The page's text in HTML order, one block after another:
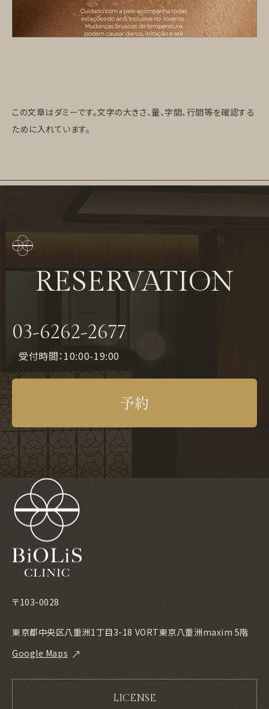
この文章はダミーです。文字の大きさ、量、字間、行間等を確認する
ために入れています。
RESERVATION
03-6262-2677
受付時間：10:00-19:00
予約
〒103-0028
東京都中央区八重洲1丁目3-18 VORT東京八重洲maxim 5階
Google Maps
LICENSE